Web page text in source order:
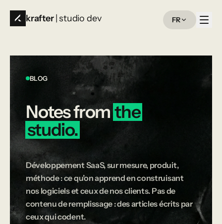
krafter | studio dev FR
BLOG
Notesfrom the
studio.
Développement SaaS, sur mesure, produit,
méthode : ce qu’on apprend en construisant
nos logiciels et ceux de nos clients. Pas de
contenu de remplissage : des articles écrits par
ceux qui codent.